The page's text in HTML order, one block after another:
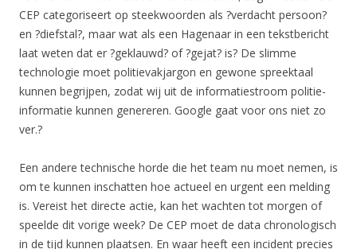
CEP categoriseert op steekwoorden als ?verdacht persoon?
en ?diefstal?, maar wat als een Hagenaar in een tekstbericht
laat weten dat er ?geklauwd? of ?gejat? is? De slimme
technologie moet politievakjargon en gewone spreektaal
kunnen begrijpen, zodat wij uit de informatiestroom politie-
informatie kunnen genereren. Google gaat voor ons niet zo
ver.?
Een andere technische horde die het team nu moet nemen, is
om te kunnen inschatten hoe actueel en urgent een melding
is. Vereist het directe actie, kan het wachten tot morgen of
speelde dit vorige week? De CEP moet de data chronologisch
in de tijd kunnen plaatsen. En waar heeft een incident precies